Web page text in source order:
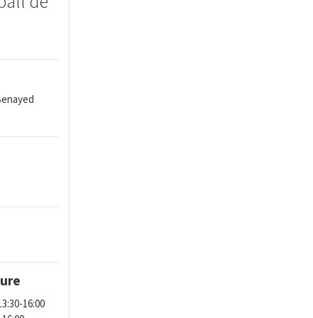
16:00